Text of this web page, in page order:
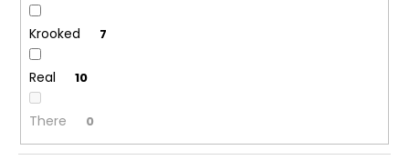
Krooked 7
Real 10
There 0